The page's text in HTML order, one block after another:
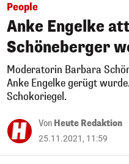
People
Anke Engelke
Schöneberger
Moderatorin Barbara
Anke Engelke gerügt
Schokoriegel.
Von Heute Redaktion
25.11.2021, 11:59